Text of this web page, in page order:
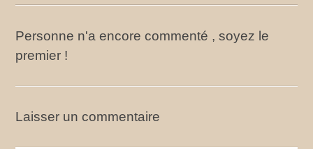
Personne n'a encore commenté , soyez le
premier !
Laisser un commentaire